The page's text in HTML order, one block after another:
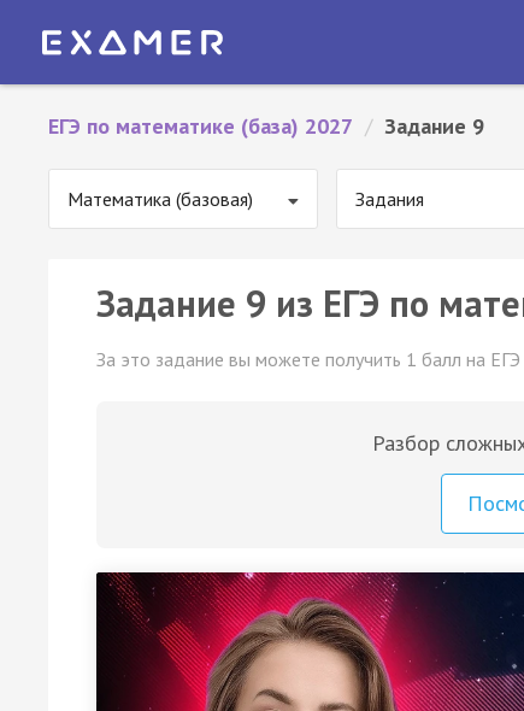
ЕГЭ по математике (база) 2027 / Задание 9
Математика (базовая) Задания
Задание 9 из ЕГЭ по
За это задание вы можете получить 1 балл на
Разбор